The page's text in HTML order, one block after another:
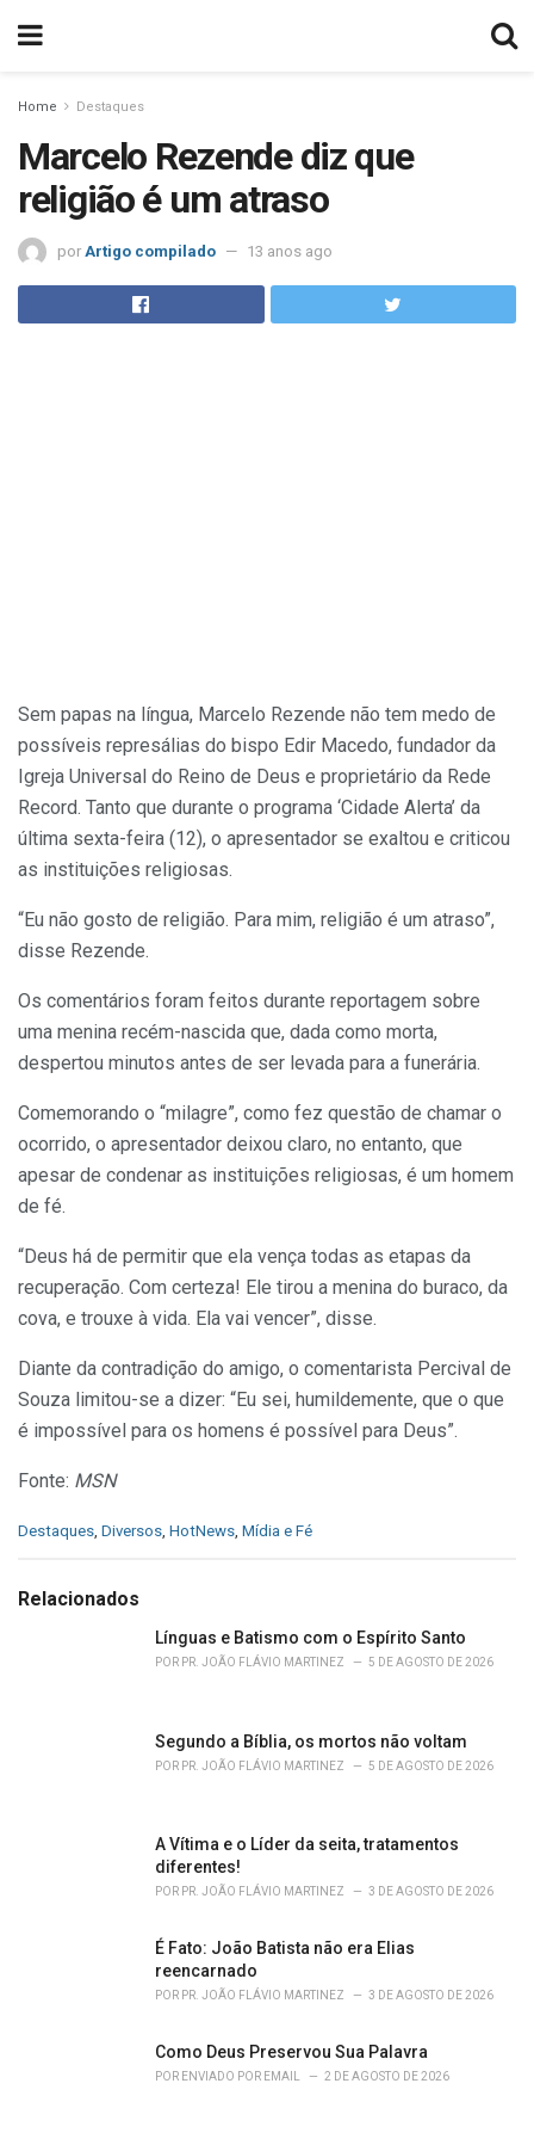
Home Destaques
Marcelo Rezende diz que
religião é um atraso
por Artigo compilado 13 anos ago
Sem papas na língua, Marcelo Rezende não tem medo de
possíveis represálias do bispo Edir Macedo, fundador da
Igreja Universal do Reino de Deus e proprietário da Rede
Record. Tanto que durante o programa ‘Cidade Alerta’ da
última sexta-feira (12), o apresentador se exaltou e criticou
as instituições religiosas.
“Eu não gosto de religião. Para mim, religião é um atraso”,
disse Rezende.
Os comentários foram feitos durante reportagem sobre
uma menina recém-nascida que, dada como morta,
despertou minutos antes de ser levada para a funerária.
Comemorando o “milagre”, como fez questão de chamar o
ocorrido, o apresentador deixou claro, no entanto, que
apesar de condenar as instituições religiosas, é um homem
de fé.
“Deus há de permitir que ela vença todas as etapas da
recuperação. Com certeza! Ele tirou a menina do buraco, da
cova, e trouxe à vida. Ela vai vencer”, disse.
Diante da contradição do amigo, o comentarista Percival de
Souza limitou-se a dizer: “Eu sei, humildemente, que o que
é impossível para os homens é possível para Deus”.
Fonte: MSN
C
e
Destaques Diversos HotNews Mídia e Fé
Relacionados
Línguas e Batismo com o Espírito Santo
POR PR. JOÃO FLÁVIO MARTINEZ 5 DE AGOSTO DE 2026
Segundo a Bíblia, os mortos não voltam
POR PR. JOÃO FLÁVIO MARTINEZ 5 DE AGOSTO DE 2026
A Vítima e o Líder da seita, tratamentos
diferentes!
POR PR. JOÃO FLÁVIO MARTINEZ 3 DE AGOSTO DE 2026
É Fato: João Batista não era Elias
reencarnado
POR PR. JOÃO FLÁVIO MARTINEZ 3 DE AGOSTO DE 2026
Como Deus Preservou Sua Palavra
POR ENVIADO POR EMAIL 2 DE AGOSTO DE 2026